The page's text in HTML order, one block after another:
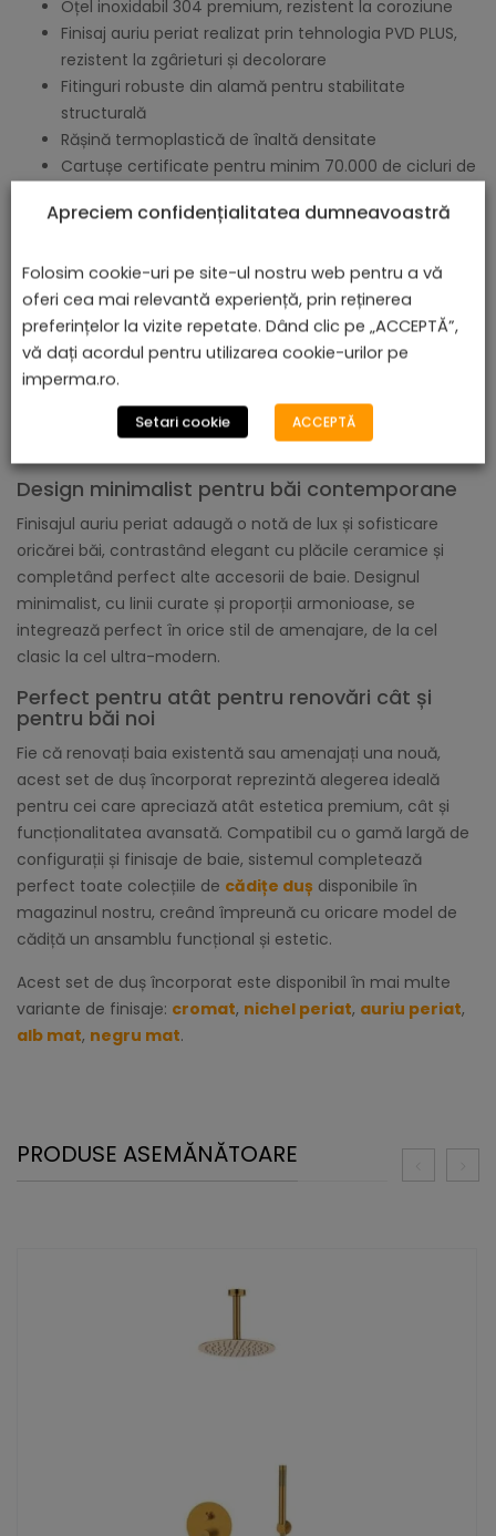
Oțel inoxidabil 304 premium, rezistent la coroziune
Finisaj auriu periat realizat prin tehnologia PVD PLUS,
rezistent la zgârieturi și decolorare
Fitinguri robuste din alamă pentru stabilitate
structurală
Rășină termoplastică de înaltă densitate
Cartușe certificate pentru minim 70.000 de cicluri de
Instalare simplă
Instalarea acestui set de duș încorporat este simplă și
accesibilă datorită pachetului complet pe care îl primiți la
livrare. Fiecare set include o cutie cu contor încorporat
care facilitează atât reglajul precis al apei, cât și
întreținerea ulterioară a sistemului. Sunt incluse toate
elementele necesare pentru montaj, instrucțiuni detaliate
de asamblare și un kit complet de fixare, astfel încât
procesul de instalare să fie rapid și fără complicații.
Design minimalist pentru băi contemporane
Finisajul auriu periat adaugă o notă de lux și sofisticare
oricărei băi, contrastând elegant cu plăcile ceramice și
completând perfect alte accesorii de baie. Designul
minimalist, cu linii curate și proporții armonioase, se
integrează perfect în orice stil de amenajare, de la cel
clasic la cel ultra-modern.
Perfect pentru atât pentru renovări cât și
pentru băi noi
Fie că renovați baia existentă sau amenajați una nouă,
acest set de duș încorporat reprezintă alegerea ideală
pentru cei care apreciază atât estetica premium, cât și
funcționalitatea avansată. Compatibil cu o gamă largă de
configurații și finisaje de baie, sistemul completează
perfect toate colecțiile de cădițe duș disponibile în
magazinul nostru, creând împreună cu oricare model de
cădiță un ansamblu funcțional și estetic.
Acest set de duș încorporat este disponibil în mai multe
variante de finisaje: cromat, nichel periat, auriu periat,
alb mat, negru mat.
PRODUSE ASEMĂNĂTOARE
Apreciem confidențialitatea dumneavoastră
Folosim cookie-uri pe site-ul nostru web pentru a vă
oferi cea mai relevantă experiență, prin reținerea
preferințelor la vizite repetate. Dând clic pe „ACCEPTĂ”,
vă dați acordul pentru utilizarea cookie-urilor pe
imperma.ro.
Setari cookie ACCEPTĂ